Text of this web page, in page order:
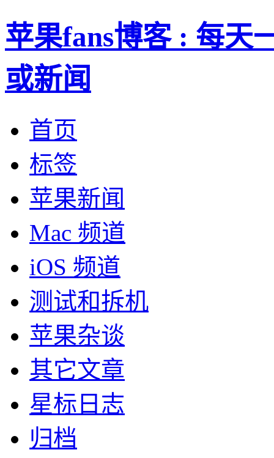
苹果fans博客 : 每天
或新闻
首页
标签
苹果新闻
Mac 频道
iOS 频道
测试和拆机
苹果杂谈
其它文章
星标日志
归档